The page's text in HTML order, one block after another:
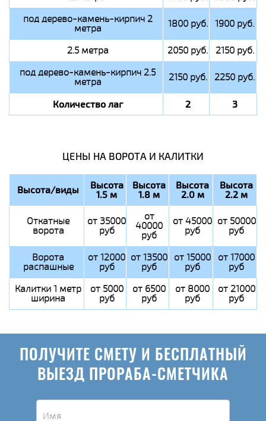
под дерево-камень-кирпич 2
метра 1800 руб. 1900 руб.
2.5 метра 2050 руб.
2150 руб.
под дерево-камень-кирпич 2.5
метра 2150 руб. 2250 руб.
Количество лаг 2 3
ЦЕНЫ НА ВОРОТА И КАЛИТКИ
Высота/виды Высота
1.5 м
Высота
1.8 м
Высота
2.0 м
Высота
2.2 м
Откатные
ворота
от 35000
руб
от
40000
руб
от 45000
руб
от 50000
руб
Ворота
распашные
от 12000
руб
от 13500
руб
от 15000
руб
от 17000
руб
Калитки 1 метр
ширина
от 5000
руб
от 6500
руб
от 8000
руб
от 21000
руб
ПОЛУЧИТЕ СМЕТУ И БЕСПЛАТНЫЙ
ВЫЕЗД ПРОРАБА-СМЕТЧИКА